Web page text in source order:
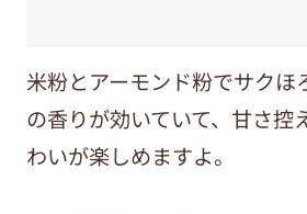
米粉とアーモンド粉でサク
の香りが効いていて、甘さ控
わいが楽しめますよ。